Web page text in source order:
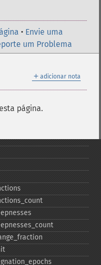
• Envie uma
um Problema
＋ adicionar nota
página.